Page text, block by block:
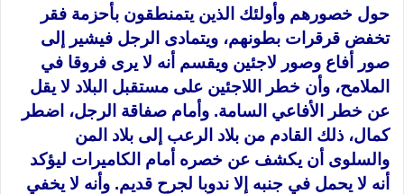
حول خصورهم وأولئك الذين يتمنطقون بأحزمة فقر
تخفض قرقرات بطونهم، ويتمادى الرجل فيشير إلى
صور أفاع وصور لاجئين ويقسم أنه لا يرى فروقا في
الملامح، وأن خطر اللاجئين على مستقبل البلاد لا يقل
عن خطر الأفاعي السامة. وأمام صفاقة الرجل، اضطر
كمال، ذلك القادم من بلاد الرعب إلى بلاد المن
والسلوى أن يكشف عن خصره أمام الكاميرات ليؤكد
أنه لا يحمل في جنبه إلا ندوبا لجرح قديم. وأنه لا يخفي